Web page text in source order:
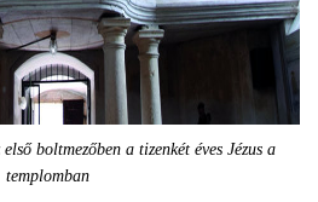
boltmezőben a tizenkét éves Jézus a
templomban